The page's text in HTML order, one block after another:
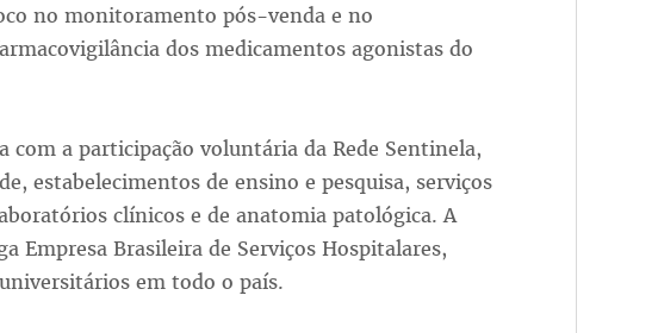
no monitoramento pós-venda e no
dos medicamentos agonistas do
a participação voluntária da Rede Sentinela,
estabelecimentos de ensino e pesquisa, serviços
clínicos e de anatomia patológica. A
Empresa Brasileira de Serviços Hospitalares,
em todo o país.